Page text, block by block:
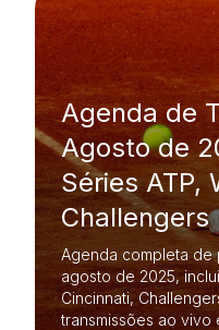
Agenda de
Agosto de
Séries ATP,
Challengers
Agenda completa de
agosto de 2025,
Cincinnati,
transmissões ao vivo